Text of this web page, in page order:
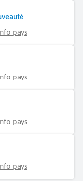
pays
pays
pays
pays